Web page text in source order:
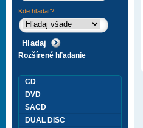
Kde hľadať?
Rozšírené hľadanie
CD
DVD
SACD
DUAL DISC